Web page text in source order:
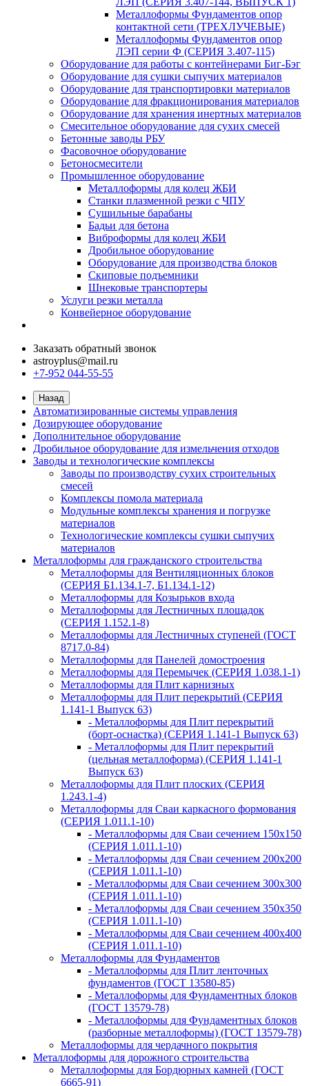
Металлоформы Фундаментов опор
контактной сети (ТРЕХЛУЧЕВЫЕ)
Металлоформы Фундаментов опор
ЛЭП серии Ф (СЕРИЯ 3.407-115)
Оборудование для работы с контейнерами Биг-Бэг
Оборудование для сушки сыпучих материалов
Оборудование для транспортировки материалов
Оборудование для фракционирования материалов
Оборудование для хранения инертных материалов
Смесительное оборудование для сухих смесей
Бетонные заводы РБУ
Фасовочное оборудование
Бетоносмесители
Промышленное оборудование
Металлоформы для колец ЖБИ
Станки плазменной резки с ЧПУ
Сушильные барабаны
Бадьи для бетона
Виброформы для колец ЖБИ
Дробильное оборудование
Оборудование для производства блоков
Скиповые подъемники
Шнековые транспортеры
Услуги резки металла
Конвейерное оборудование
Заказать обратный звонок
astroyplus@mail.ru
+7-952 044-55-55
Назад
Автоматизированные системы управления
Дозирующее оборудование
Дополнительное оборудование
Дробильное оборудование для измельчения отходов
Заводы и технологические комплексы
Заводы по производству сухих строительных
смесей
Комплексы помола материала
Модульные комплексы хранения и погрузке
материалов
Технологические комплексы сушки сыпучих
материалов
Металлоформы для гражданского строительства
Металлоформы для Вентиляционных блоков
(СЕРИЯ Б1.134.1-7, Б1.134.1-12)
Металлоформы для Козырьков входа
Металлоформы для Лестничных площадок
(СЕРИЯ 1.152.1-8)
Металлоформы для Лестничных ступеней (ГОСТ
8717.0-84)
Металлоформы для Панелей домостроения
Металлоформы для Перемычек (СЕРИЯ 1.038.1-1)
Металлоформы для Плит карнизных
Металлоформы для Плит перекрытий (СЕРИЯ
1.141-1 Выпуск 63)
- Металлоформы для Плит перекрытий
(борт-оснастка) (СЕРИЯ 1.141-1 Выпуск 63)
- Металлоформы для Плит перекрытий
(цельная металлоформа) (СЕРИЯ 1.141-1
Выпуск 63)
Металлоформы для Плит плоских (СЕРИЯ
1.243.1-4)
Металлоформы для Сваи каркасного формования
(СЕРИЯ 1.011.1-10)
- Металлоформы для Сваи сечением 150х150
(СЕРИЯ 1.011.1-10)
- Металлоформы для Сваи сечением 200х200
(СЕРИЯ 1.011.1-10)
- Металлоформы для Сваи сечением 300х300
(СЕРИЯ 1.011.1-10)
- Металлоформы для Сваи сечением 350х350
(СЕРИЯ 1.011.1-10)
- Металлоформы для Сваи сечением 400х400
(СЕРИЯ 1.011.1-10)
Металлоформы для Фундаментов
- Металлоформы для Плит ленточных
фундаментов (ГОСТ 13580-85)
- Металлоформы для Фундаментных блоков
(ГОСТ 13579-78)
- Металлоформы для Фундаментных блоков
(разборные металлоформы) (ГОСТ 13579-78)
Металлоформы для чердачного покрытия
Металлоформы для дорожного строительства
Металлоформы для Бордюрных камней (ГОСТ
6665-91)